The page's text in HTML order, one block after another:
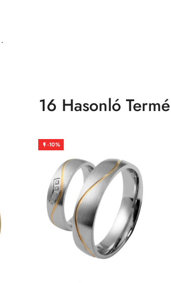
16 Hasonló
 -10%